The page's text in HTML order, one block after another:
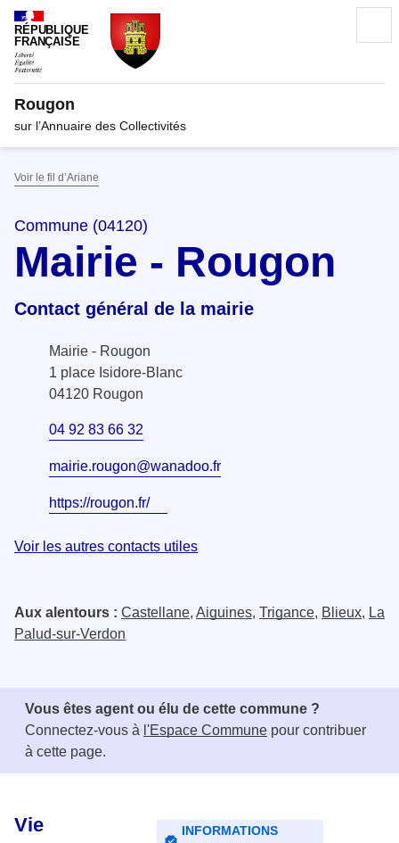
RÉPUBLIQUE
FRANÇAISE
Rougon
sur l’Annuaire des Collectivités
Voir le fil d’Ariane
Commune (04120)
Mairie - Rougon
Contact général de la mairie
Mairie - Rougon
1 place Isidore-Blanc
04120 Rougon
04 92 83 66 32
mairie.rougon@wanadoo.fr
https://rougon.fr/
Voir les autres contacts utiles
Aux alentours : Castellane, Aiguines, Trigance, Blieux, La
Palud-sur-Verdon
Vous êtes agent ou élu de cette commune ?
Connectez-vous à l'Espace Commune pour contribuer
à cette page.
Vie
INFORMATIONS